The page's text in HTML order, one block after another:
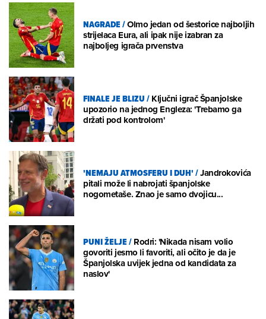
NAGRADE/Olmo jedan od šestorice najboljih
strijelaca Eura, ali ipak nije izabran za
najboljeg igrača prvenstva
FINALE JE BLIZU/Ključni igrač Španjolske
upozorio na jednog Engleza: 'Trebamo ga
držati pod kontrolom'
'NEMAJU ATMOSFERU I DUH'/Jandrokovića
pitali može li nabrojati španjolske
nogometaše. Znao je samo dvojicu...
PUNI ŽELJE/Rodri: 'Nikada nisam volio
govoriti jesmo li favoriti, ali očito je da je
Španjolska uvijek jedna od kandidata za
naslov'